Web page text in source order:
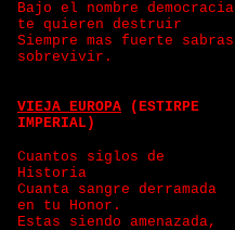
Bajo el nombre democracia
te quieren destruir
Siempre mas fuerte sabras
sobrevivir.
VIEJA EUROPA (ESTIRPE
IMPERIAL)
Cuantos siglos de
Historia
Cuanta sangre derramada
en tu Honor.
Estas siendo amenazada,